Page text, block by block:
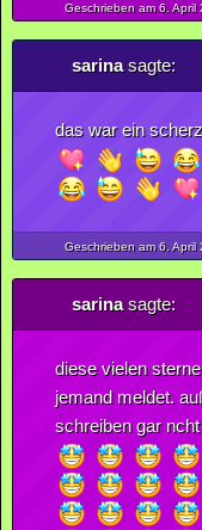
Geschrieben am 6. April
sarinasagte:
das war ein
Geschrieben am 6. April
sarinasagte:
diese vielen
jemand meldet.
schreiben gar